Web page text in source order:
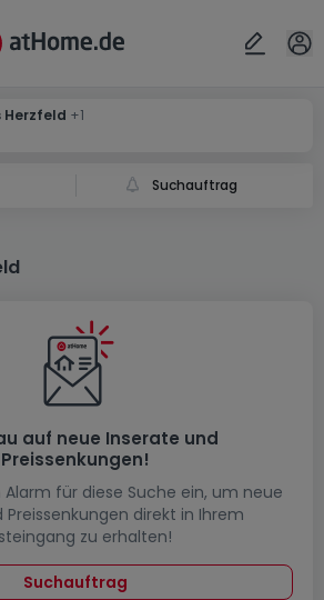
Herzfeld +1
Suchauftrag
auf neue Inserate und
Preissenkungen!
Alarm für diese Suche ein, um neue
Preissenkungen direkt in Ihrem
zu erhalten!
Suchauftrag
Ort ok